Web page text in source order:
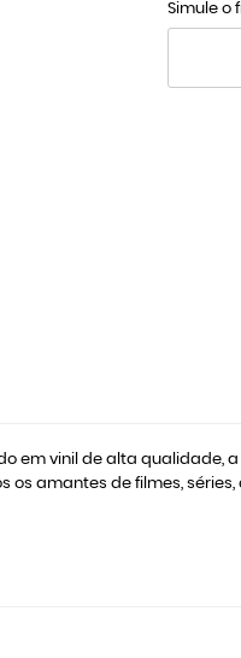
Simule o
em vinil de alta
amantes de filmes,